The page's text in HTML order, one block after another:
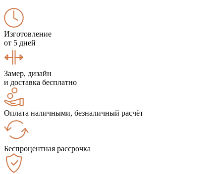
Изготовление
от 5 дней
Замер, дизайн
и доставка бесплатно
Оплата наличными, безналичный расчёт
Беспроцентная рассрочка